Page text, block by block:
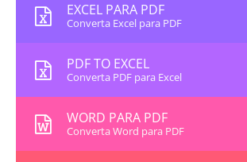
EXCEL PARA PDF
Converta Excel para PDF
PDF TO EXCEL
Converta PDF para Excel
WORD PARA PDF
Converta Word para PDF